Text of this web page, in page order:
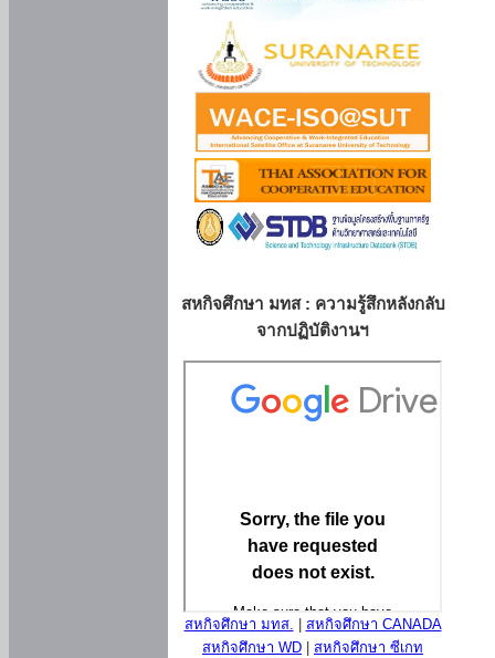
สหกิจศึกษา มทส : ความรู้สึกหลังกลับ
จากปฏิบัติงานฯ
สหกิจศึกษา มทส.
สหกิจศึกษา CANADA
สหกิจศึกษา WD
สหกิจศึกษา ซีเกท